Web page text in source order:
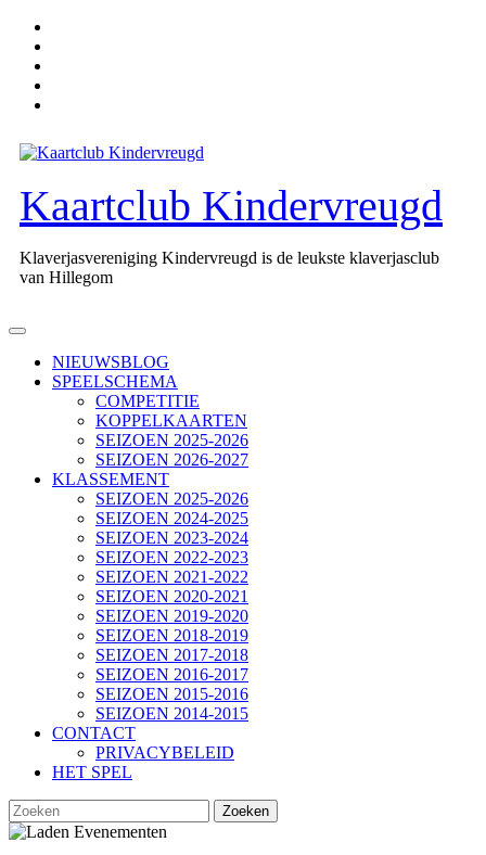
naar
inhoud
Kaartclub Kindervreugd
Klaverjasvereniging Kindervreugd is de leukste klaverjasclub
van Hillegom
Open
NIEUWSBLOG
SPEELSCHEMA
COMPETITIE
KOPPELKAARTEN
SEIZOEN 2025-2026
SEIZOEN 2026-2027
KLASSEMENT
SEIZOEN 2025-2026
SEIZOEN 2024-2025
SEIZOEN 2023-2024
SEIZOEN 2022-2023
SEIZOEN 2021-2022
SEIZOEN 2020-2021
SEIZOEN 2019-2020
SEIZOEN 2018-2019
SEIZOEN 2017-2018
SEIZOEN 2016-2017
SEIZOEN 2015-2016
SEIZOEN 2014-2015
CONTACT
PRIVACYBELEID
HET SPEL
SLUIT
KNOP
Zoek
naar: